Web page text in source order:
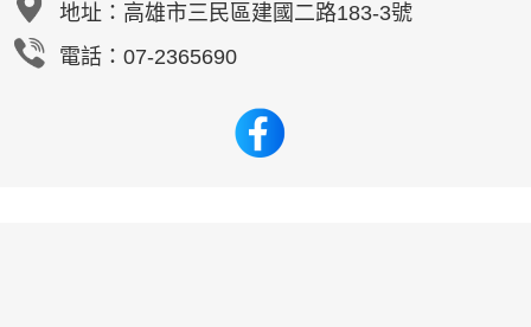
地址： 高雄市三民區建國二路183-3號
電話：07-2365690